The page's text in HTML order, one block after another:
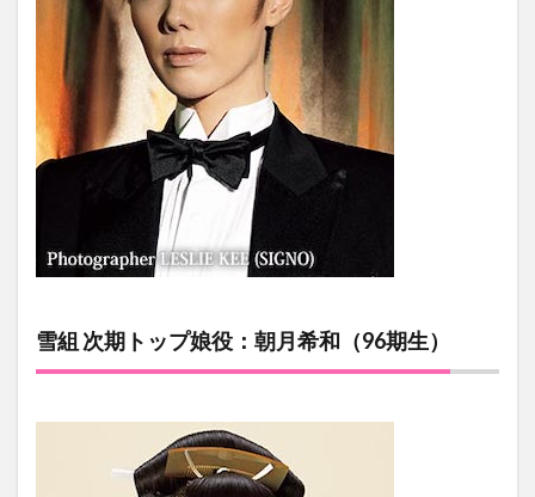
雪組 次期トップ娘役：朝月希和（96期生）